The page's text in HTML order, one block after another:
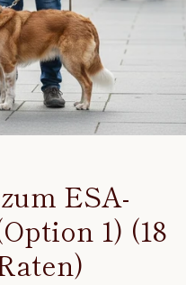
ESA-
1) (18